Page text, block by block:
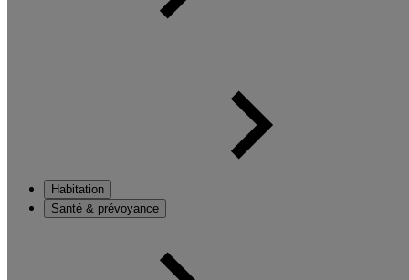
Habitation
Santé & prévoyance